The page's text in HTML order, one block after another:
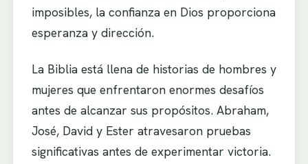
imposibles, la confianza en Dios proporciona
esperanza y dirección.
La Biblia está llena de historias de hombres y
mujeres que enfrentaron enormes desafíos
antes de alcanzar sus propósitos. Abraham,
José, David y Ester atravesaron pruebas
significativas antes de experimentar victoria.